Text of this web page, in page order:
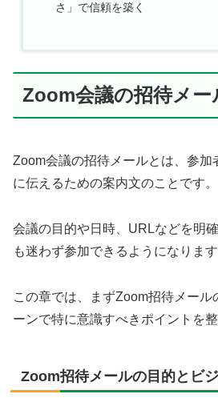
さ」で信頼を築く
Zoom会議の招待メー
Zoom会議の招待メールとは、参加
に伝えるための案内文のことです。
会議の目的や日時、URLなどを明
も迷わず参加できるようになります
この章では、まずZoom招待メール
ーンで特に意識すべきポイントを
Zoom招待メールの目的とビ